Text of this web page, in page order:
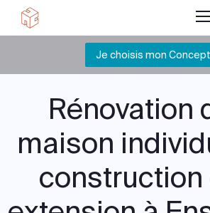
Je choisis mon
Rénovation
maison
construction